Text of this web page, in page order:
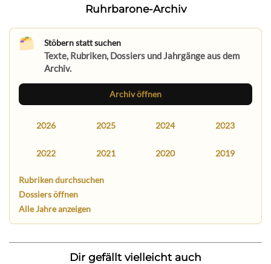
Ruhrbarone-Archiv
Stöbern statt suchen
Texte, Rubriken, Dossiers und Jahrgänge aus dem
Archiv.
Archiv öffnen
2026 2025 2024 2023
2022 2021 2020 2019
Rubriken durchsuchen
Dossiers öffnen
Alle Jahre anzeigen
Dir gefällt vielleicht auch